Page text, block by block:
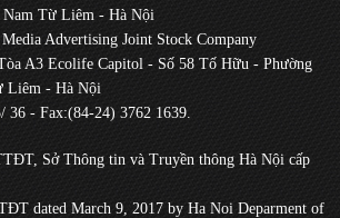
Từ Liêm - Hà Nội
Advertising Joint Stock Company
A3 Ecolife Capitol - Số 58 Tố Hữu - Phường
Liêm - Hà Nội
36 - Fax:(84-24) 3762 1639.
Sở Thông tin và Truyền thông Hà Nội cấp
dated March 9, 2017 by Ha Noi Deparment of